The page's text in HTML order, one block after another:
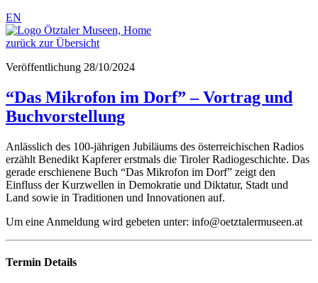
EN
zurück zur Übersicht
Veröffentlichung 28/10/2024
“Das Mikrofon im Dorf” – Vortrag und
Buchvorstellung
Anlässlich des 100-jährigen Jubiläums des österreichischen Radios
erzählt Benedikt Kapferer erstmals die Tiroler Radiogeschichte. Das
gerade erschienene Buch “Das Mikrofon im Dorf” zeigt den
Einfluss der Kurzwellen in Demokratie und Diktatur, Stadt und
Land sowie in Traditionen und Innovationen auf.
Um eine Anmeldung wird gebeten unter: info@oetztalermuseen.at
Termin Details